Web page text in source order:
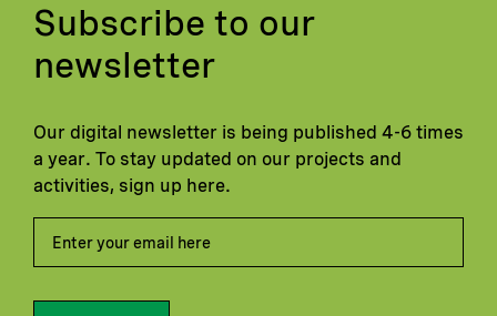
Subscribe to our
newsletter
Our digital newsletter is being published 4-6 times
a year. To stay updated on our projects and
activities, sign up here.